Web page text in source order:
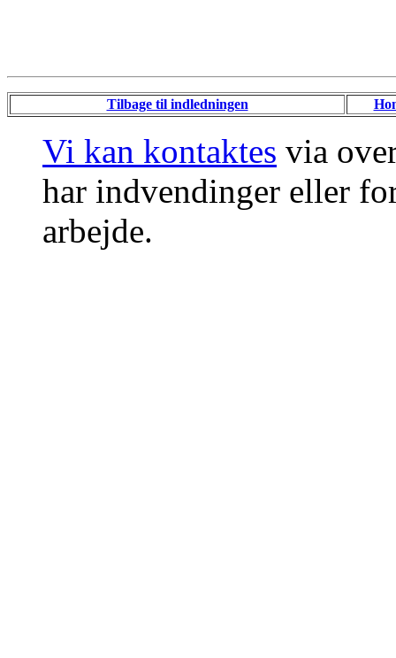
Tilbage til indledningen
Vi kan kontaktes via
har indvendinger eller
arbejde.